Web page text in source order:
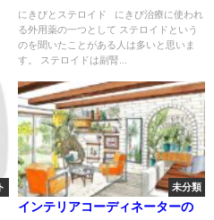
にきびとステロイド にきび治療に使われ
る外用薬の一つとして ステロイドという
のを聞いたことがある人は多いと思いま
す。 ステロイドは副腎...
未分類
インテリアコーディネーターの